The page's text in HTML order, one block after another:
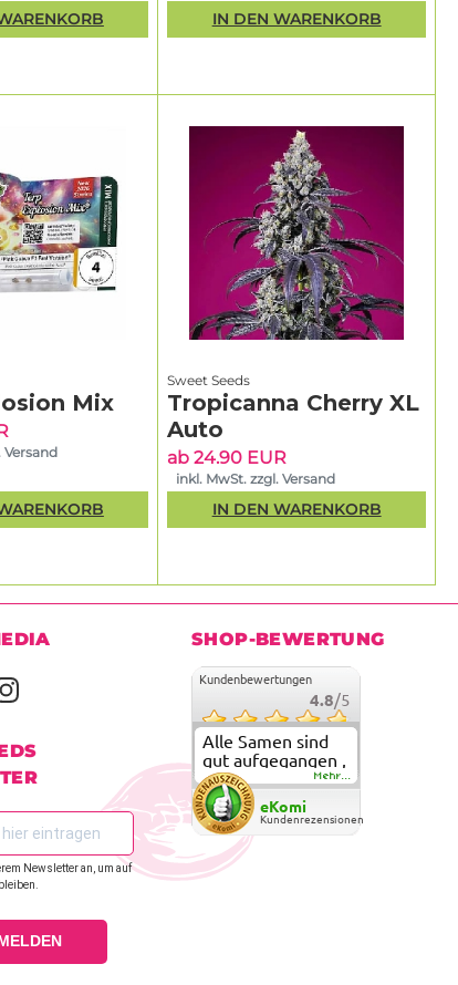
IN DEN WARENKORB
Mix
Versand
Sweet Seeds
Tropicanna Cherry XL
Auto
ab 24.90 EUR
inkl. MwSt. zzgl. Versand
IN DEN WARENKORB
Newsletter an, um auf
SHOP-BEWERTUNG
Kundenbewertungen
4.8/5
Alle Samen sind
gut aufgegangen ,
meine ersten
grow versuche
sind alle geglückt.
Die Sorten und
Anbieter Vielfalt
überzeugen sehr .
Mehr...
eKomi
Kundenrezensionen